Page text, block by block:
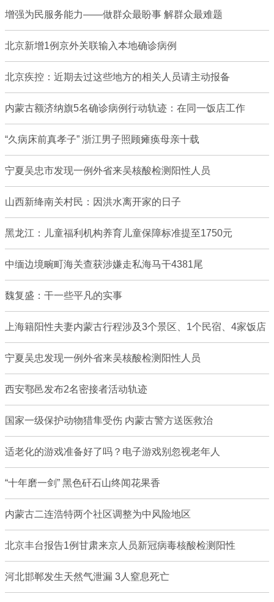
增强为民服务能力——做群众最盼事 解群众最难题
北京新增1例京外关联输入本地确诊病例
北京疾控：近期去过这些地方的相关人员请主动报备
内蒙古额济纳旗5名确诊病例行动轨迹：在同一饭店工作
“久病床前真孝子” 浙江男子照顾瘫痪母亲十载
宁夏吴忠市发现一例外省来吴核酸检测阳性人员
山西新绛南关村民：因洪水离开家的日子
黑龙江：儿童福利机构养育儿童保障标准提至1750元
中缅边境畹町海关查获涉嫌走私海马干4381尾
魏复盛：干一些平凡的实事
上海籍阳性夫妻内蒙古行程涉及3个景区、1个民宿、4家饭店
宁夏吴忠发现一例外省来吴核酸检测阳性人员
西安鄠邑发布2名密接者活动轨迹
国家一级保护动物猎隼受伤 内蒙古警方送医救治
适老化的游戏准备好了吗？电子游戏别忽视老年人
“十年磨一剑” 黑色矸石山终闻花果香
内蒙古二连浩特两个社区调整为中风险地区
北京丰台报告1例甘肃来京人员新冠病毒核酸检测阳性
河北邯郸发生天然气泄漏 3人窒息死亡